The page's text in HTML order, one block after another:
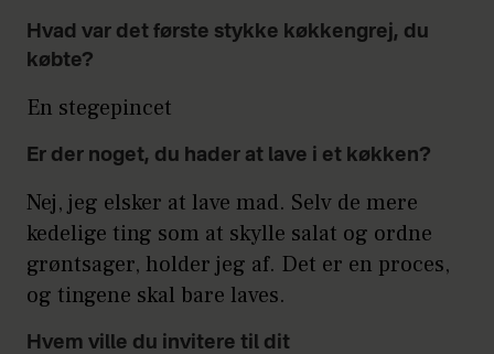
Hvad var det første stykke køkkengrej, du
købte?
En stegepincet
Er der noget, du hader at lave i et køkken?
Nej, jeg elsker at lave mad. Selv de mere
kedelige ting som at skylle salat og ordne
grøntsager, holder jeg af. Det er en proces,
og tingene skal bare laves.
Hvem ville du invitere til dit